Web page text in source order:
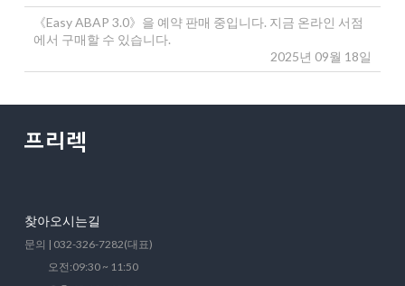
《Easy ABAP 3.0》을 예약 판매 중입니다. 지금 온라인 서점
에서 구매할 수 있습니다.
2025년 09월 18일
찾아오시는길
문의 | 032-326-7282(대표)
오전:09:30 ~ 11:50